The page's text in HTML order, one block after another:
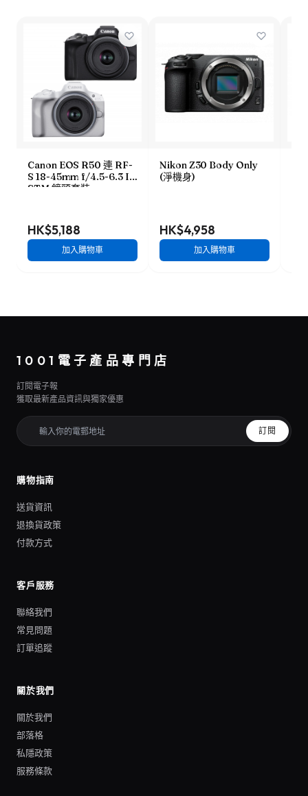
Canon EOS R50 連 RF-
S 18-45mm f/4.5-6.3 IS
STM 鏡頭套裝
HK$5,188
加入購物車
Nikon Z30 Body Only
(淨機身)
HK$4,958
加入購物車
1001電子產品專門店
訂閱電子報
獲取最新產品資訊與獨家優惠
訂閱
購物指南
送貨資訊
退換貨政策
付款方式
客戶服務
聯絡我們
常見問題
訂單追蹤
關於我們
關於我們
部落格
私隱政策
服務條款